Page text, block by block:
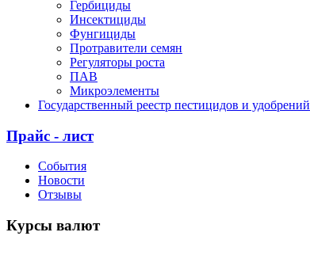
Гербициды
Инсектициды
Фунгициды
Протравители семян
Регуляторы роста
ПАВ
Микроэлементы
Государственный реестр пестицидов и удобрений
Прайс - лист
События
Новости
Отзывы
Курсы валют